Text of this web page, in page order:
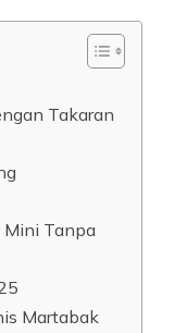
Takaran
Mini Tanpa
Martabak